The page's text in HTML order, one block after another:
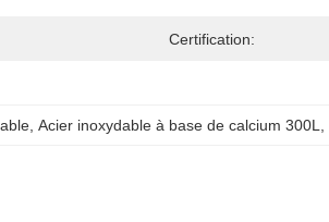
Certification:
, Acier inoxydable à base de calcium 300L